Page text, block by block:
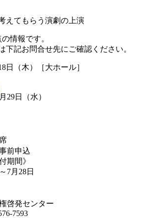
えてもらう演劇の上演
情報です。
記お問合せ先にご確認ください。
日（木）［大ホール］
29日（水）
前申込
期間》
7月28日
啓発センター
7593